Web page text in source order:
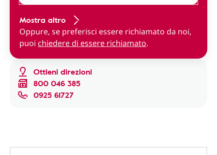
Ottieni direzioni
800 046 385
0925 61727
Mostra altro
Oppure, se preferisci essere richiamato da noi,
puoi chiedere di essere richiamato.